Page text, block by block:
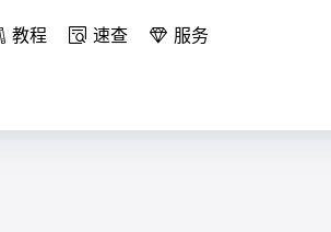
教程 速查 服务